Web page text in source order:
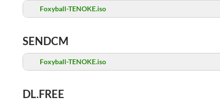
Foxyball-TENOKE.iso
SENDCM
Foxyball-TENOKE.iso
DL.FREE